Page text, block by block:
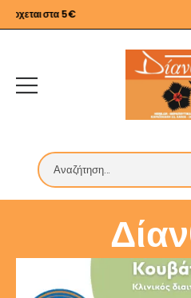
στα 5€